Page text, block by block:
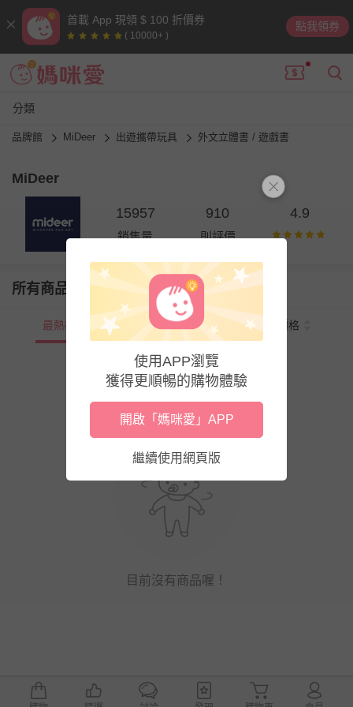
首載 App 現領 $ 100 折價券
( 10000+ )
點我領券
分類
品牌館 MiDeer 出遊攜帶玩具 外文立體書 / 遊戲書
MiDeer
15957
銷售量
910
則評價
4.9
所有商品
最熱銷 新上市 價格
目前沒有商品喔！
使用APP瀏覽
獲得更順暢的購物體驗
開啟「媽咪愛」APP
繼續使用網頁版